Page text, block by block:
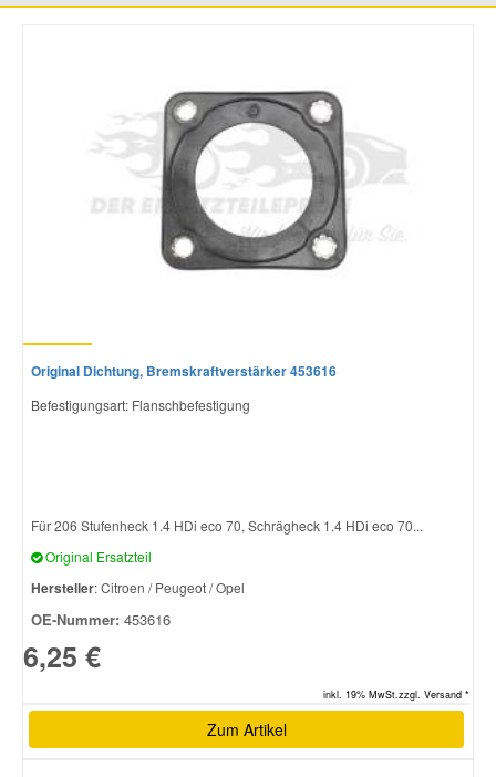
Original Dichtung, Bremskraftverstärker 453616
Befestigungsart: Flanschbefestigung
Für 206 Stufenheck 1.4 HDi eco 70, Schrägheck 1.4 HDi eco 70...
Original Ersatzteil
Hersteller: Citroen / Peugeot / Opel
OE-Nummer: 453616
6,25 €
inkl. 19% MwSt.zzgl. Versand *
Zum Artikel
Mitsubishi Ersatzteile
Nissan Ersatzteile
Porsche Ersatzteile
Skoda Ersatzteile
Toyota Ersatzteile
Vauxhall Ersatzteile